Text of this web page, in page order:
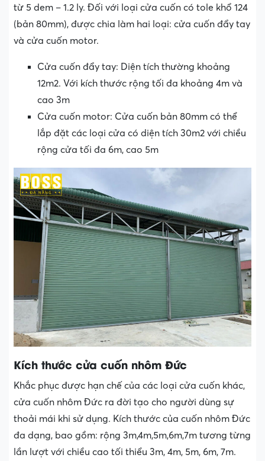
từ 5 dem – 1.2 ly. Đối với loại cửa cuốn có tole khổ 124
(bản 80mm), được chia làm hai loại: cửa cuốn đẩy tay
và cửa cuốn motor.
Cửa cuốn đẩy tay: Diện tích thường khoảng
12m2. Với kích thước rộng tối đa khoảng 4m và
cao 3m
Cửa cuốn motor: Cửa cuốn bản 80mm có thể
lắp đặt các loại cửa có diện tích 30m2 với chiều
rộng cửa tối đa 6m, cao 5m
Kích thước cửa cuốn nhôm Đức
Khắc phục được hạn chế của các loại cửa cuốn khác,
cửa cuốn nhôm Đức ra đời tạo cho người dùng sự
thoải mái khi sử dụng. Kích thước của cuốn nhôm Đức
đa dạng, bao gồm: rộng 3m,4m,5m,6m,7m tương từng
lần lượt với chiều cao tối thiểu 3m, 4m, 5m, 6m, 7m.